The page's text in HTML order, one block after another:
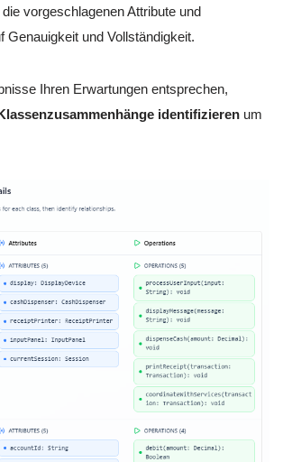
vorgeschlagenen Attribute und
Genauigkeit und Vollständigkeit.
Ihren Erwartungen entsprechen,
identifizieren um